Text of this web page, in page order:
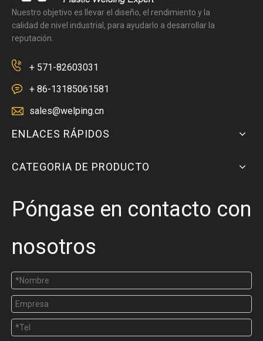
Nuestro objetivo es llevar el diseño, el rendimiento y la
calidad de nivel industrial, para ayudarlo a desarrollar la
reputación.
+ 571-82603031
+ 86-13185061581
sales@welping.cn
ENLACES RÁPIDOS
CATEGORIA DE PRODUCTO
Póngase en contacto con
nosotros